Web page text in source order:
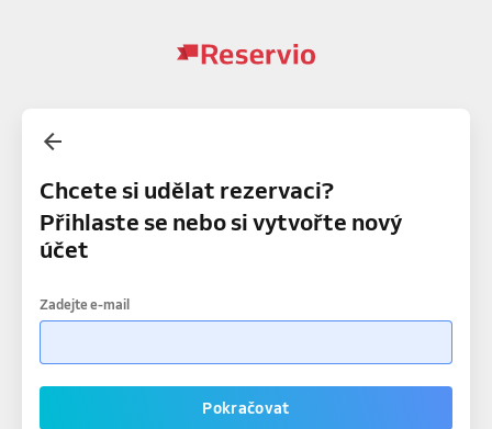
Chcete si udělat rezervaci?
Přihlaste se nebo si vytvořte nový
účet
Zadejte e-mail
Pokračovat